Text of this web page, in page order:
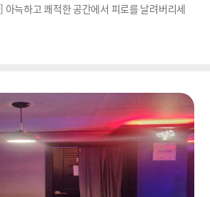
아늑하고 쾌적한 공간에서 피로를 날려버리세